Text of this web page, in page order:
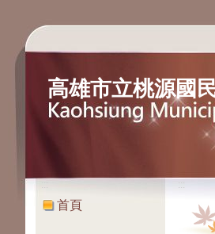
高雄市立桃源國
:::
首頁
:::